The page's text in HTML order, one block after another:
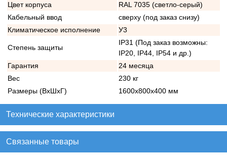
Цвет корпуса
RAL 7035 (светло-серый)
Кабельный ввод
сверху (под заказ снизу)
Климатическое исполнение
У3
Степень защиты
IP31 (Под заказ возможны:
IP20, IP44, IP54 и др.)
Гарантия
24 месяца
Вес
230 кг
Размеры (ВхШхГ)
1600х800х400 мм
Технические характеристики
Связанные товары